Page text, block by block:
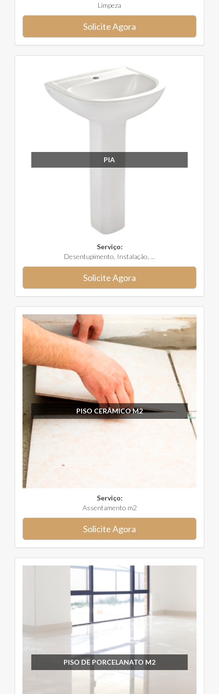
Limpeza
Solicite Agora
PIA
Serviço:
Desentupimento, Instalação, ...
Solicite Agora
PISO CERÂMICO M2
Serviço:
Assentamento m2
Solicite Agora
PISO DE PORCELANATO M2